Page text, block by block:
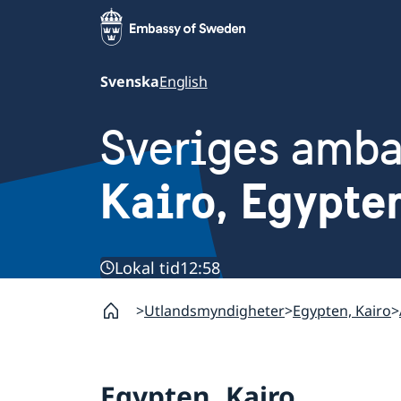
SvenskaEnglish
Sveriges
Kairo,
Lokal tid12:58
Utlandsmyndigheter Egypten, Kairo